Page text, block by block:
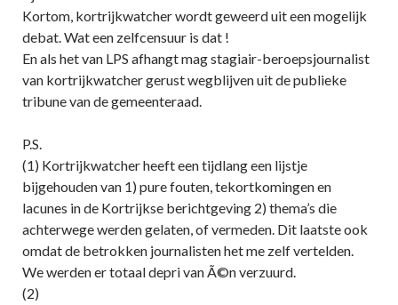
Kortom, kortrijkwatcher wordt geweerd uit een mogelijk
debat. Wat een zelfcensuur is dat !
En als het van LPS afhangt mag stagiair-beroepsjournalist
van kortrijkwatcher gerust wegblijven uit de publieke
tribune van de gemeenteraad.
P.S.
(1) Kortrijkwatcher heeft een tijdlang een lijstje
bijgehouden van 1) pure fouten, tekortkomingen en
lacunes in de Kortrijkse berichtgeving 2) thema’s die
achterwege werden gelaten, of vermeden. Dit laatste ook
omdat de betrokken journalisten het me zelf vertelden.
We werden er totaal depri van Ã©n verzuurd.
(2)